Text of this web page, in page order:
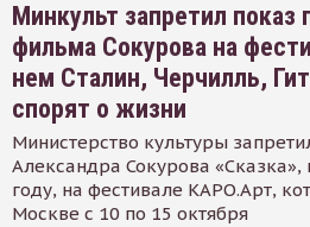
Минкульт запретил показ
фильма Сокурова на
нем Сталин, Черчилль,
спорят о жизни
Министерство культуры
Александра Сокурова
году, на фестивале КАРО.Арт,
Москве с 10 по 15 октября